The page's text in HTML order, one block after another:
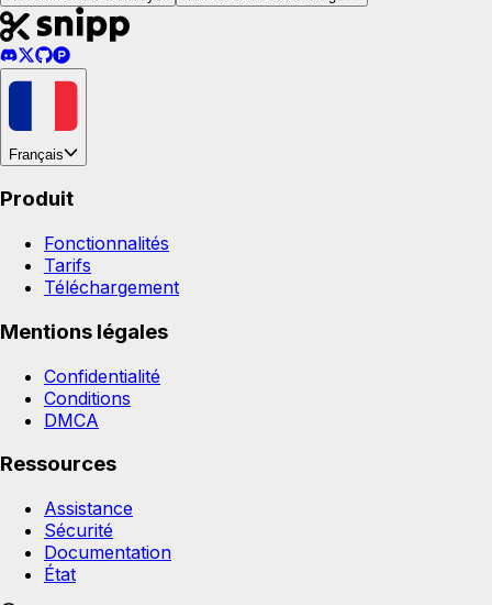
Français
Produit
Fonctionnalités
Tarifs
Téléchargement
Mentions légales
Confidentialité
Conditions
DMCA
Ressources
Assistance
Sécurité
Documentation
État